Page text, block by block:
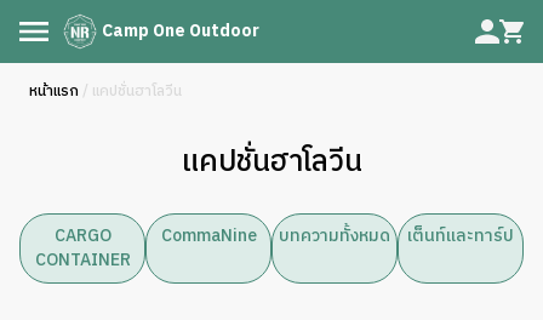
Camp One Outdoor
หน้าแรก / แคปชั่นฮาโลวีน
แคปชั่นฮาโลวีน
CARGO
CONTAINER
CommaNine บทความทั้งหมด เต็นท์และทาร์ป